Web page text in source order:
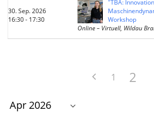
30. Sep. 2026
16:30 - 17:30
"TBA:
Workshop
Online – Virtuell, Wildau
1 2